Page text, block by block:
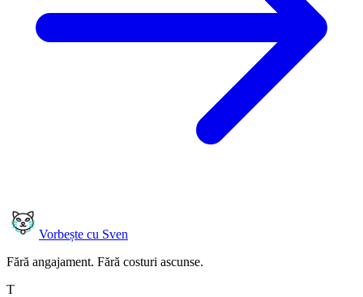
Vorbește cu Sven
Fără angajament. Fără costuri ascunse.
T